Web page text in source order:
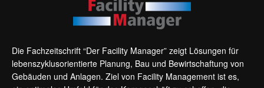
Die Fachzeitschrift “Der Facility Manager” zeigt Lösungen für
lebenszyklusorientierte Planung, Bau und Bewirtschaftung von
Gebäuden und Anlagen. Ziel von Facility Management ist es,